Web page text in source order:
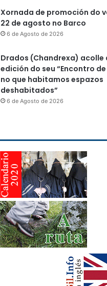
Xornada de promoción do
22 de agosto no Barco
6 de Agosto de 2026
Drados (Chandrexa) acolle
edición do seu “Encontro
no que habitamos espazos
deshabitados”
6 de Agosto de 2026